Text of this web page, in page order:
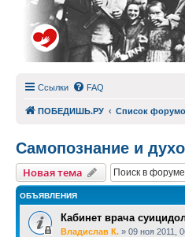
Ссылки FAQ
ПОБЕДИШЬ.РУ Список
Самопознание и
Новая тема
ОБЪЯВЛЕНИЯ
Кабинет врача
Владислав К. » 09 ноя 2011,